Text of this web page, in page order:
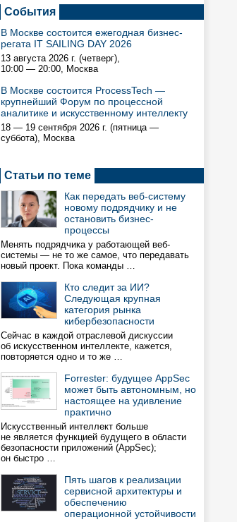
События
В Москве состоится ежегодная бизнес-
регата IT SAILING DAY 2026
13 августа 2026 г. (четверг),
10:00 — 20:00, Москва
В Москве состоится ProcessTech —
крупнейший Форум по процессной
аналитике и искусственному интеллекту
18 — 19 сентября 2026 г. (пятница —
суббота), Москва
Статьи по теме
Как передать веб-систему
новому подрядчику и не
остановить бизнес-
процессы
Менять подрядчика у работающей веб-
системы — не то же самое, что передавать
новый проект. Пока команды …
Кто следит за ИИ?
Следующая крупная
категория рынка
кибербезопасности
Сейчас в каждой отраслевой дискуссии
об искусственном интеллекте, кажется,
повторяется одно и то же …
Forrester: будущее AppSec
может быть автономным, но
настоящее на удивление
практично
Искусственный интеллект больше
не является функцией будущего в области
безопасности приложений (AppSec);
он быстро …
Пять шагов к реализации
сервисной архитектуры и
обеспечению
операционной устойчивости